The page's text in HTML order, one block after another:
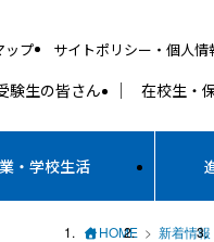
ップ サイトポリシー・個人情
験生の皆さん
在校生・
・学校生活
HOME 新着情報